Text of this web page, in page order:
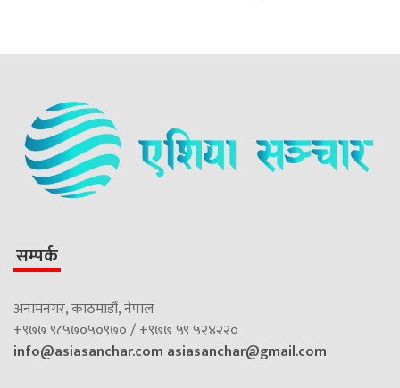
सम्पर्क
अनामनगर, काठमाडौं, नेपाल
+९७७ ९८५७०५०९७० / +९७७ ५९ ५२४२२०
info@asiasanchar.com asiasanchar@gmail.com